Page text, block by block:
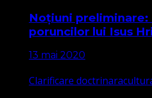
Noțiuni
poruncilor lui Isus
13 mai 2020
Clarificare doctrinara